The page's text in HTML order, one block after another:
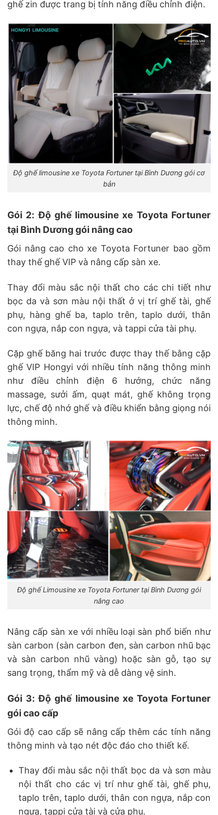
ghế zin được trang bị tính năng điều chỉnh điện.
Độ ghế limousine xe Toyota Fortuner tại Bình Dương gói cơ
bản
Gói 2: Độ ghế limousine xe Toyota Fortuner
tại Bình Dương gói nâng cao
Gói nâng cao cho xe Toyota Fortuner bao gồm
thay thế ghế VIP và nâng cấp sàn xe.
Thay đổi màu sắc nội thất cho các chi tiết như
bọc da và sơn màu nội thất ở vị trí ghế tài, ghế
phụ, hàng ghế ba, taplo trên, taplo dưới, thân
con ngựa, nắp con ngựa, và tappi cửa tài phụ.
Cặp ghế băng hai trước được thay thế bằng cặp
ghế VIP Hongyi với nhiều tính năng thông minh
như điều chỉnh điện 6 hướng, chức năng
massage, sưởi ấm, quạt mát, ghế không trọng
lực, chế độ nhớ ghế và điều khiển bằng giọng nói
thông minh.
Độ ghế Limousine xe Toyota Fortuner tại Bình Dương gói
nâng cao
Nâng cấp sàn xe với nhiều loại sàn phổ biến như
sàn carbon (sàn carbon đen, sàn carbon nhũ bạc
và sàn carbon nhũ vàng) hoặc sàn gỗ, tạo sự
sang trọng, thẩm mỹ và dễ dàng vệ sinh.
Gói 3: Độ ghế limousine xe Toyota Fortuner
gói cao cấp
Gói độ cao cấp sẽ nâng cấp thêm các tính năng
thông minh và tạo nét độc đáo cho thiết kế.
Thay đổi màu sắc nội thất bọc da và sơn màu
nội thất cho các vị trí như ghế tài, ghế phụ,
taplo trên, taplo dưới, thân con ngựa, nắp con
ngựa, tappi cửa tài và cửa phụ.